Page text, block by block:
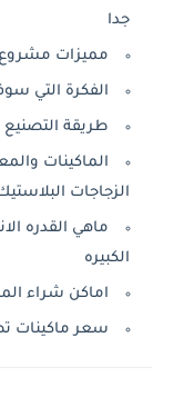
جدا
مميزات مشروع
الفكرة التي
طريقة التصنيع
الماكينات
الزجاجات
ماهي القدره
الكبيره
اماكن شراء
سعر ماكينات